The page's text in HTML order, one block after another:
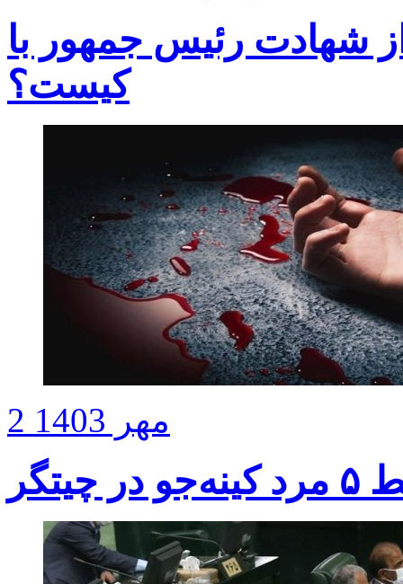
شهادت رئیس جمهور با
کیست؟
2 مهر 1403